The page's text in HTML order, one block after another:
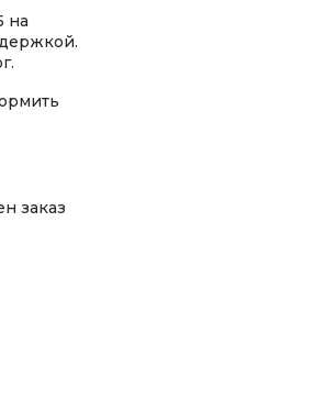
на
заказ